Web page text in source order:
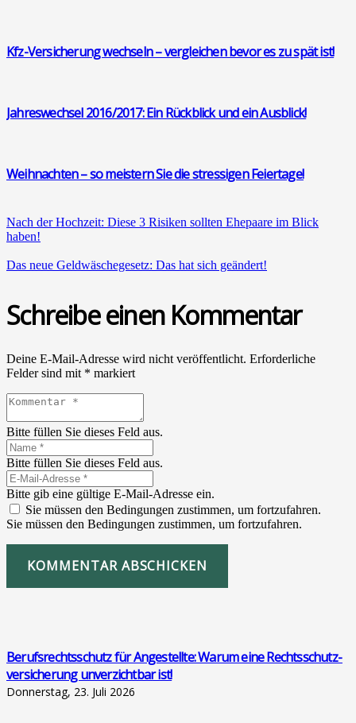
Kfz-Ver­si­che­rung wech­seln – ver­glei­chen bevor es zu spät ist!
Jah­res­wech­sel 2016/2017: Ein Rück­blick und ein Aus­blick!
Weih­nach­ten – so meis­tern Sie die stres­si­gen Fei­er­ta­ge!
Nach der Hoch­zeit: Die­se 3 Risi­ken soll­ten Ehe­paa­re im Blick
haben!
Das neue Geld­wä­sche­ge­setz: Das hat sich geän­dert!
Schreibe einen Kommentar
Deine E-Mail-Adresse wird nicht veröffentlicht. Erforderliche
Felder sind mit * markiert
Bitte füllen Sie dieses Feld aus.
Bitte füllen Sie dieses Feld aus.
Bitte gib eine gültige E-Mail-Adresse ein.
Sie müssen den Bedingungen zustimmen, um fortzufahren.
Sie müssen den Bedingungen zustimmen, um fortzufahren.
KOMMENTAR ABSCHICKEN
Berufs­rechts­schutz für Ange­stell­te: War­um eine Rechts­schutz­
ver­si­che­rung unver­zicht­bar ist!
Donnerstag, 23. Juli 2026